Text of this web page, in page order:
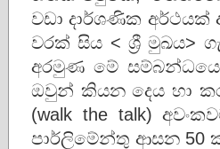
වඩා දාර්ශණික
වරක් සිය < ශ්‍රී මුඛය>
අරමුණ මේ
ඔවුන් කියන දෙය හා
(walk the talk)
පාර්ලිමේන්තු ආසන 50